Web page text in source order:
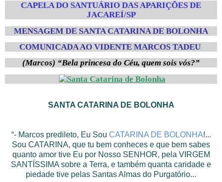
CAPELA DO SANTUÁRIO DAS APARIÇÕES DE
JACAREÍ/SP
MENSAGEM DE SANTA CATARINA DE BOLONHA
COMUNICADA AO VIDENTE MARCOS TADEU
(Marcos) “Bela princesa do Céu, quem sois vós?”
SANTA CATARINA DE BOLONHA
“- Marcos predileto, Eu Sou CATARINA DE BOLONHA!...
Sou CATARINA, que tu bem conheces e que bem sabes
quanto amor tive Eu por Nosso SENHOR, pela VIRGEM
SANTÍSSIMA sobre a Terra, e também quanta caridade e
piedade tive pelas Santas Almas do Purgatório...